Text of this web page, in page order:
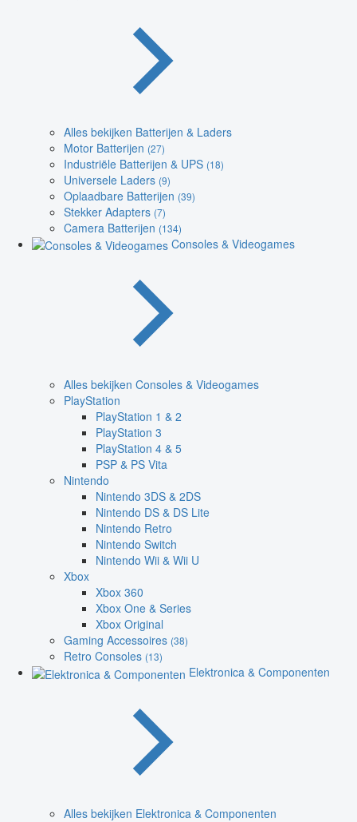
Alles bekijken Batterijen & Laders
Motor Batterijen (27)
Industriële Batterijen & UPS (18)
Universele Laders (9)
Oplaadbare Batterijen (39)
Stekker Adapters (7)
Camera Batterijen (134)
Consoles & Videogames
Alles bekijken Consoles & Videogames
PlayStation
PlayStation 1 & 2
PlayStation 3
PlayStation 4 & 5
PSP & PS Vita
Nintendo
Nintendo 3DS & 2DS
Nintendo DS & DS Lite
Nintendo Retro
Nintendo Switch
Nintendo Wii & Wii U
Xbox
Xbox 360
Xbox One & Series
Xbox Original
Gaming Accessoires (38)
Retro Consoles (13)
Elektronica & Componenten
Alles bekijken Elektronica & Componenten